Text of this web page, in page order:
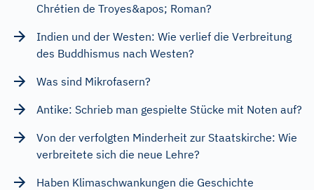
Chrétien de Troyes&apos; Roman?
Indien und der Westen: Wie verlief die Verbreitung
des Buddhismus nach Westen?
Was sind Mikrofasern?
Antike: Schrieb man gespielte Stücke mit Noten auf?
Von der verfolgten Minderheit zur Staatskirche: Wie
verbreitete sich die neue Lehre?
Haben Klimaschwankungen die Geschichte